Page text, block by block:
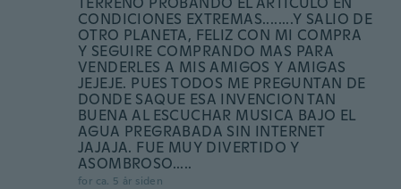
CONDICIONES EXTREMAS........Y SALIO DE
OTRO PLANETA, FELIZ CON MI COMPRA
Y SEGUIRE COMPRANDO MAS PARA
VENDERLES A MIS AMIGOS Y AMIGAS
JEJEJE. PUES TODOS ME PREGUNTAN DE
DONDE SAQUE ESA INVENCION TAN
BUENA AL ESCUCHAR MUSICA BAJO EL
AGUA PREGRABADA SIN INTERNET
JAJAJA. FUE MUY DIVERTIDO Y
ASOMBROSO.....
for ca. 5 år siden